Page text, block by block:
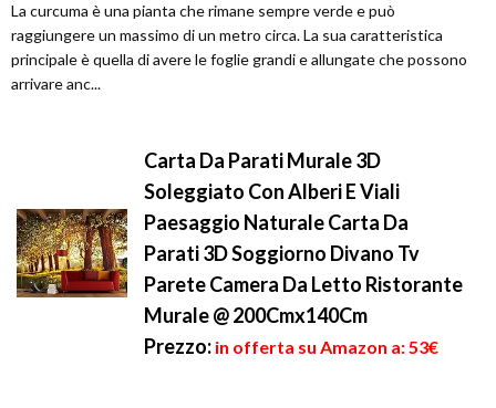
La curcuma è una pianta che rimane sempre verde e può
raggiungere un massimo di un metro circa. La sua caratteristica
principale è quella di avere le foglie grandi e allungate che possono
arrivare anc...
Carta Da Parati Murale 3D
Soleggiato Con Alberi E Viali
Paesaggio Naturale Carta Da
Parati 3D Soggiorno Divano Tv
Parete Camera Da Letto Ristorante
Murale @ 200Cmx140Cm
Prezzo: in offerta su Amazon a: 53€